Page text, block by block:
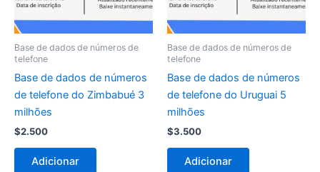
Base de dados de números de
telefone
Base de dados de números
de telefone do Zimbabué 3
milhões
$2.500
Adicionar
Base de dados de números de
telefone
Base de dados de números
de telefone do Uruguai 5
milhões
$3.500
Adicionar